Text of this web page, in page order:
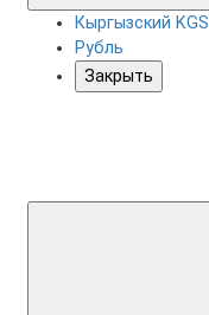
Кыргызский KGS
Рубль
Закрыть